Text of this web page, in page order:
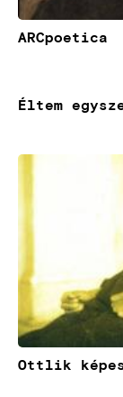
ARCpoetica
Éltem
Ottlik
Kép